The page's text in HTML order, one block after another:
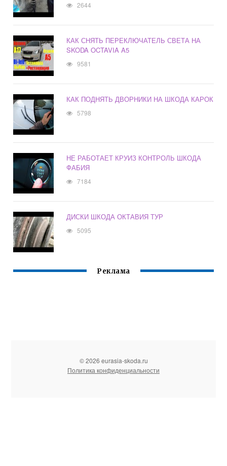
2644
КАК СНЯТЬ ПЕРЕКЛЮЧАТЕЛЬ СВЕТА НА
SKODA OCTAVIA A5
9581
КАК ПОДНЯТЬ ДВОРНИКИ НА ШКОДА КАРОК
5798
НЕ РАБОТАЕТ КРУИЗ КОНТРОЛЬ ШКОДА
ФАБИЯ
7184
ДИСКИ ШКОДА ОКТАВИЯ ТУР
5095
Реклама
© 2026 eurasia-skoda.ru
Политика конфиденциальности